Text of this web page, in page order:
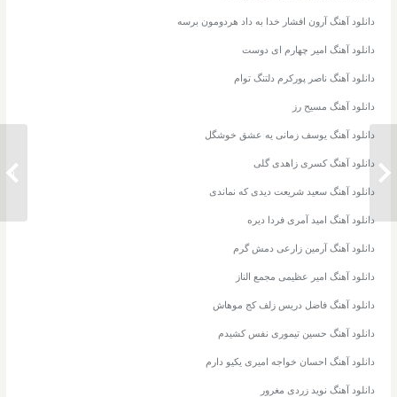
دانلود آهنگ ایوان بند چش مایی
دانلود آهنگ آرون افشار خدا به داد هردومون برسه
دانلود آهنگ امیر چهارم ای دوست
دانلود آهنگ ناصر پورکرم دلتنگ توام
دانلود آهنگ مسیح رز
دانلود آهنگ یوسف زمانی یه عشق خوشگل
دانلود آهنگ کسری زاهدی گلی
دانلود آهنگ سعید شریعت دیدی که نماندی
دانلود آهنگ امید آمری فردا دیره
دانلود آهنگ آرمین زارعی دمش گرم
دانلود آهنگ امیر عظیمی مجمع الناز
دانلود آهنگ فاضل دریس زلف کج موهاش
دانلود آهنگ حسین تیموری نفس کشیدم
دانلود آهنگ احسان خواجه امیری یکیو دارم
دانلود آهنگ نوید زردی مغرور